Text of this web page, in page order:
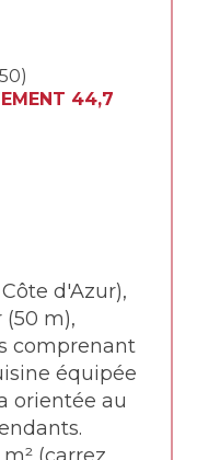
44,7
d'Azur),
m),
comprenant
équipée
orientée au